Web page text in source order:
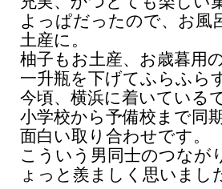
よっぱだったので、お風
土産に。
柚子もお土産、お歳暮用
一升瓶を下げてふらふら
今頃、横浜に着いている
小学校から予備校まで同
面白い取り合わせです。
こういう男同士のつなが
ょっと羨ましく思いまし